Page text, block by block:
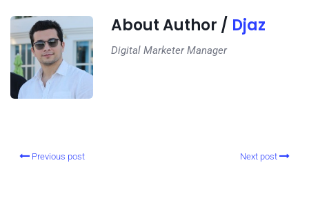
About Author / Djaz
Digital Marketer Manager
Previous post Next post